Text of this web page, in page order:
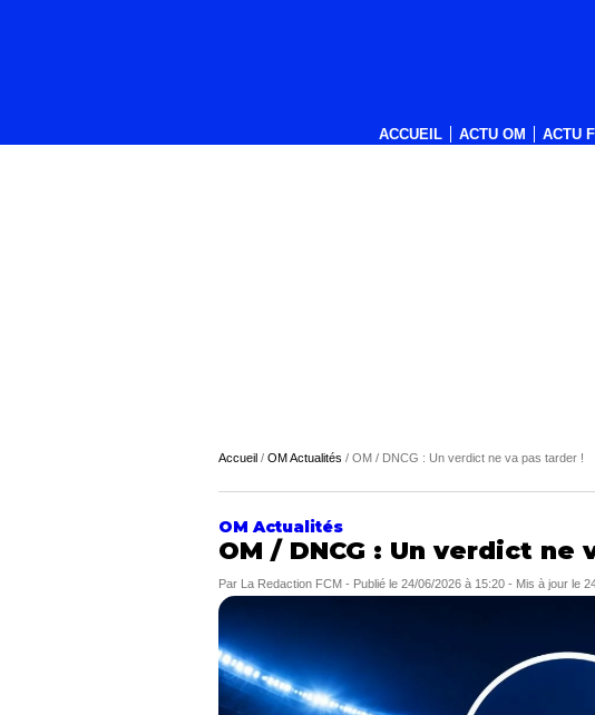
ACCUEIL ACTU OM ACTU
Accueil / OM Actualités / OM / DNCG : Un verdict ne va pas tarder !
OM Actualités
OM / DNCG : Un verdict ne
Par La Redaction FCM - Publié le 24/06/2026 à 15:20 - Mis à jour le